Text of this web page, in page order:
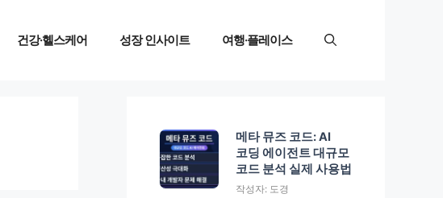
건강·헬스케어 성장 인사이트 여행·플레이스
메타 뮤즈 코드: AI
코딩 에이전트 대규모
코드 분석 실제 사용법
작성자: 도경